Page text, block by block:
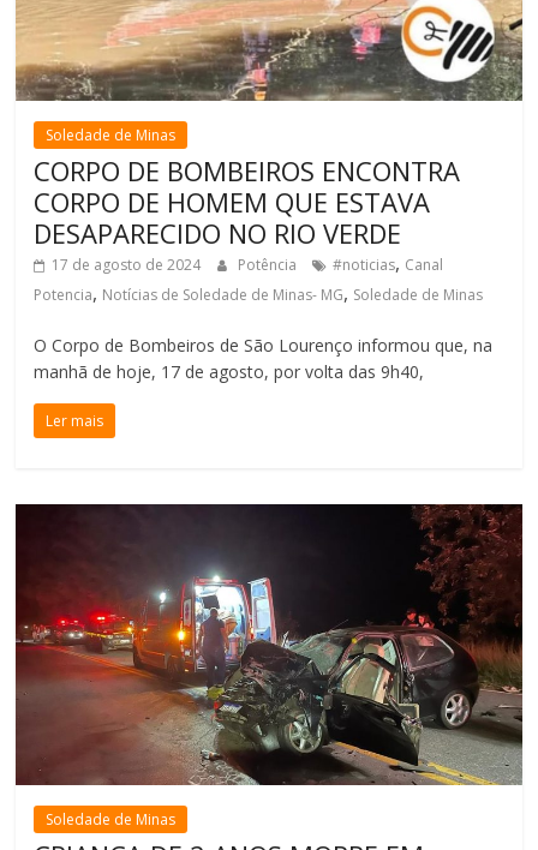
Soledade de Minas
CORPO DE BOMBEIROS ENCONTRA
CORPO DE HOMEM QUE ESTAVA
DESAPARECIDO NO RIO VERDE
17 de agosto de 2024 Potência #noticias, Canal
Potencia, Notícias de Soledade de Minas- MG, Soledade de Minas
O Corpo de Bombeiros de São Lourenço informou que, na
manhã de hoje, 17 de agosto, por volta das 9h40,
Ler mais
Soledade de Minas